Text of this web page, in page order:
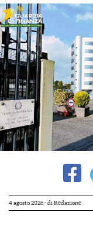
4 agosto 2026- di Redazione